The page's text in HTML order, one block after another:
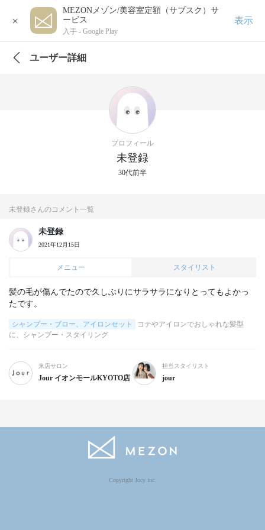
×
MEZONメゾン/美容室定額（サブスク）サ
ービス
入手 - Google Play
表示
ユーザー詳細
プロフィール
未登録
30代前半
未登録さんのコメント一覧
未登録
2021年12月15日
メニュー スタイリスト
髪の毛が傷んでたので久しぶりにサラサラになりとってもよかっ
シャンプー・ブロー、アイロンセット
コテやアイロンでおしゃれな髪型
に、シャンプー・スタイリング
来店サロン
Jour イオンモールKYOTO店
担当スタイリスト
jour
Copyright Jocy inc.